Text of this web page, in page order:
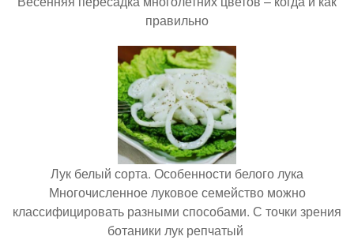
правильно
Лук белый сорта. Особенности белого лука
Многочисленное луковое семейство можно
классифицировать разными способами. С точки зрения
ботаники лук репчатый